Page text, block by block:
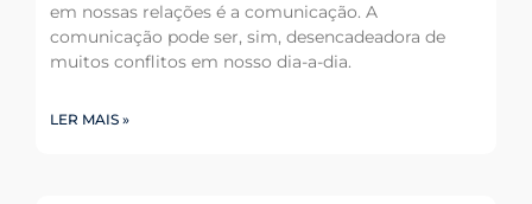
em nossas relações é a comunicação. A
comunicação pode ser, sim, desencadeadora de
muitos conflitos em nosso dia-a-dia.
LER MAIS »